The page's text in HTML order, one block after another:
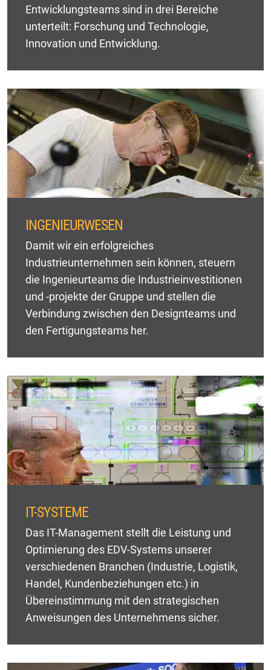
Entwicklungsteams sind in drei Bereiche
unterteilt: Forschung und Technologie,
Innovation und Entwicklung.
INGENIEURWESEN
Damit wir ein erfolgreiches
Industrieunternehmen sein können, steuern
die Ingenieurteams die Industrieinvestitionen
und -projekte der Gruppe und stellen die
Verbindung zwischen den Designteams und
den Fertigungsteams her.
IT-SYSTEME
Das IT-Management stellt die Leistung und
Optimierung des EDV-Systems unserer
verschiedenen Branchen (Industrie, Logistik,
Handel, Kundenbeziehungen etc.) in
Übereinstimmung mit den strategischen
Anweisungen des Unternehmens sicher.